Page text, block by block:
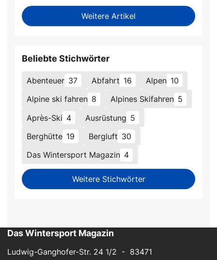
Weitere Artikel
Beliebte Stichwörter
Abenteuer 37 Abfahrt 16 Alpen 10
Alpine ski fahren 8 Alpines Skifahren 5
Après-Ski 4 Ausrüstung 5
Berghütte 19 Bergluft 30
Das Wintersport Magazin 4
Weitere Stichwörter
Das Wintersport Magazin
Ludwig-Ganghofer-Str. 24 1/2 - 83471